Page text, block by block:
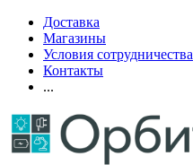
Доставка
Магазины
Условия сотрудничества
Контакты
...